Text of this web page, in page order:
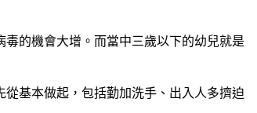
的機會大增。而當中三歲以下的幼兒就是
基本做起，包括勤加洗手、出入人多擠迫